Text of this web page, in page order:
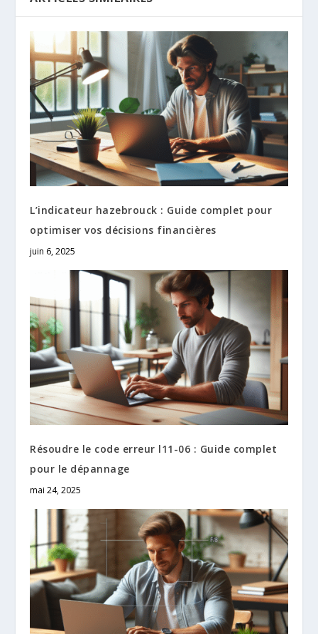
L’indicateur hazebrouck : Guide complet pour
optimiser vos décisions financières
juin 6, 2025
Résoudre le code erreur l11-06​ : Guide complet
pour le dépannage
mai 24, 2025